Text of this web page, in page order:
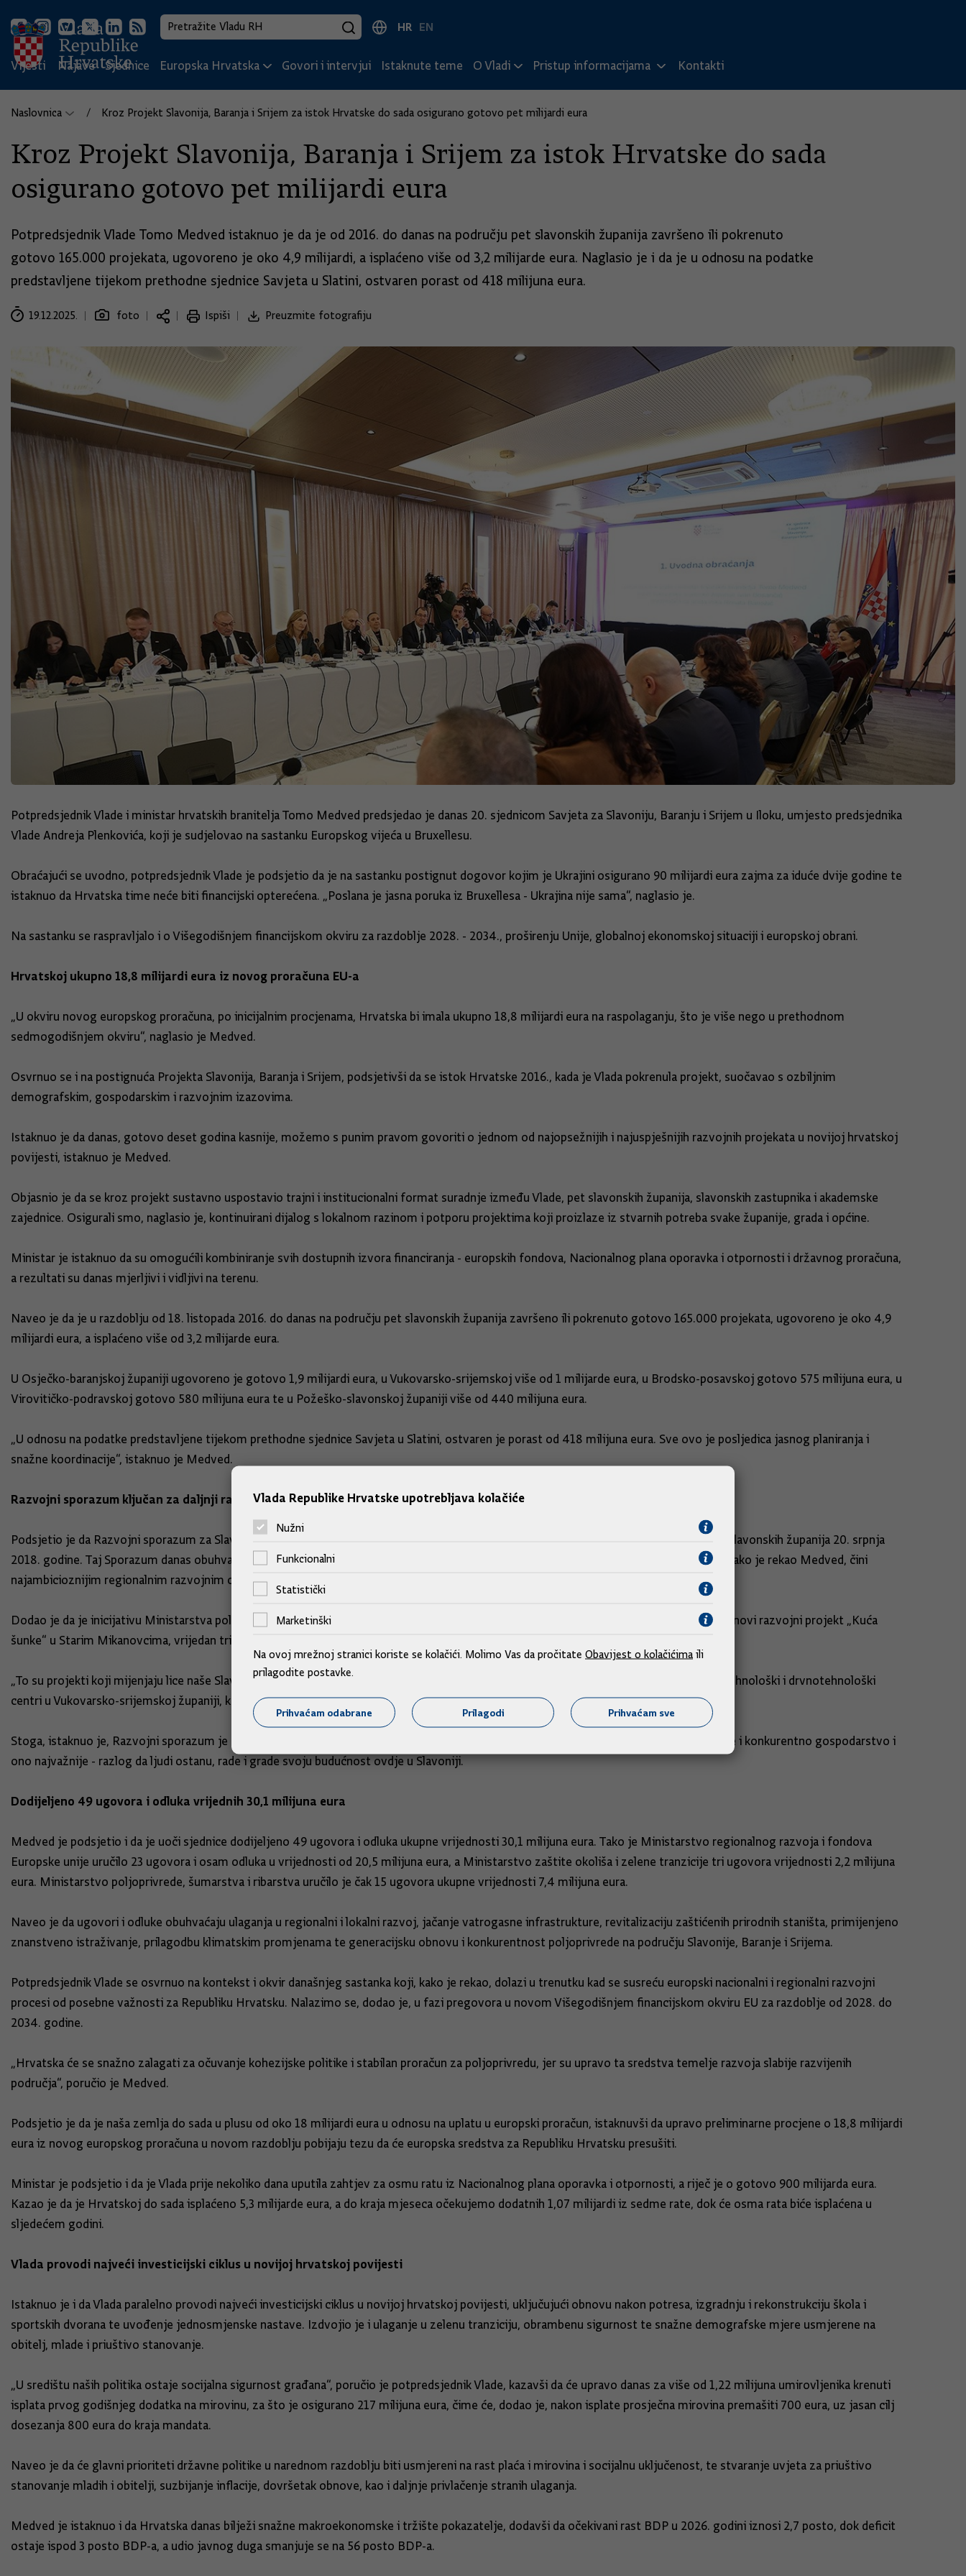
HR EN
Vijesti Najave Sjednice Europska Hrvatska Govori i intervjui Istaknute teme O Vladi Pristup informacijama Kontakti
Naslovnica Kroz Projekt Slavonija, Baranja i Srijem za istok Hrvatske do sada osigurano gotovo pet milijardi eura
Kroz Projekt Slavonija, Baranja i Srijem za istok Hrvatske do sada
osigurano gotovo pet milijardi eura
Potpredsjednik Vlade Tomo Medved istaknuo je da je od 2016. do danas na području pet slavonskih županija završeno ili pokrenuto
gotovo 165.000 projekata, ugovoreno je oko 4,9 milijardi, a isplaćeno više od 3,2 milijarde eura. Naglasio je i da je u odnosu na podatke
predstavljene tijekom prethodne sjednice Savjeta u Slatini, ostvaren porast od 418 milijuna eura.
19.12.2025. foto Ispiši Preuzmite fotografiju
Potpredsjednik Vlade i ministar hrvatskih branitelja Tomo Medved predsjedao je danas 20. sjednicom Savjeta za Slavoniju, Baranju i Srijem u Iloku, umjesto predsjednika
Vlade Andreja Plenkovića, koji je sudjelovao na sastanku Europskog vijeća u Bruxellesu.
Obraćajući se uvodno, potpredsjednik Vlade je podsjetio da je na sastanku postignut dogovor kojim je Ukrajini osigurano 90 milijardi eura zajma za iduće dvije godine te
istaknuo da Hrvatska time neće biti financijski opterećena. „Poslana je jasna poruka iz Bruxellesa - Ukrajina nije sama“, naglasio je.
Na sastanku se raspravljalo i o Višegodišnjem financijskom okviru za razdoblje 2028. - 2034., proširenju Unije, globalnoj ekonomskoj situaciji i europskoj obrani.
Hrvatskoj ukupno 18,8 milijardi eura iz novog proračuna EU-a
„U okviru novog europskog proračuna, po inicijalnim procjenama, Hrvatska bi imala ukupno 18,8 milijardi eura na raspolaganju, što je više nego u prethodnom
sedmogodišnjem okviru“, naglasio je Medved.
Osvrnuo se i na postignuća Projekta Slavonija, Baranja i Srijem, podsjetivši da se istok Hrvatske 2016., kada je Vlada pokrenula projekt, suočavao s ozbiljnim
demografskim, gospodarskim i razvojnim izazovima.
Istaknuo je da danas, gotovo deset godina kasnije, možemo s punim pravom govoriti o jednom od najopsežnijih i najuspješnijih razvojnih projekata u novijoj hrvatskoj
povijesti, istaknuo je Medved.
Objasnio je da se kroz projekt sustavno uspostavio trajni i institucionalni format suradnje između Vlade, pet slavonskih županija, slavonskih zastupnika i akademske
zajednice. Osigurali smo, naglasio je, kontinuirani dijalog s lokalnom razinom i potporu projektima koji proizlaze iz stvarnih potreba svake županije, grada i općine.
Ministar je istaknuo da su omogućili kombiniranje svih dostupnih izvora financiranja - europskih fondova, Nacionalnog plana oporavka i otpornosti i državnog proračuna,
a rezultati su danas mjerljivi i vidljivi na terenu.
Naveo je da je u razdoblju od 18. listopada 2016. do danas na području pet slavonskih županija završeno ili pokrenuto gotovo 165.000 projekata, ugovoreno je oko 4,9
milijardi eura, a isplaćeno više od 3,2 milijarde eura.
U Osječko-baranjskoj županiji ugovoreno je gotovo 1,9 milijardi eura, u Vukovarsko-srijemskoj više od 1 milijarde eura, u Brodsko-posavskoj gotovo 575 milijuna eura, u
Virovitičko-podravskoj gotovo 580 milijuna eura te u Požeško-slavonskoj županiji više od 440 milijuna eura.
„U odnosu na podatke predstavljene tijekom prethodne sjednice Savjeta u Slatini, ostvaren je porast od 418 milijuna eura. Sve ovo je posljedica jasnog planiranja i
snažne koordinacije“, istaknuo je Medved.
Razvojni sporazum ključan za daljnji razvitak Slavonije, Baranje i Srijema
Podsjetio je da Razvojni sporazum za Slavoniju, Baranju i Srijem jedan je od ključnih alata ovog projekta, a potpisan je na inicijativu pet slavonskih županija 20. srpnja
2018. godine. Taj Sporazum danas obuhvaća ukupno 67 strateških razvojnih projekata indikativne vrijednosti 1,6 milijardi eura, a što ga, kako je rekao Medved, čini
najambicioznijim regionalnim razvojnim okvirom u Republici Hrvatskoj.
Dodao je da je inicijativu Ministarstva poljoprivrede, šumarstva i ribarstva potpisan i Dodatak 3. Razvojnog sporazuma, kojim se dodaje novi razvojni projekt „Kuća
šunke“ u Starim Mikanovcima, vrijedan tri milijuna eura.
„To su projekti koji mijenjaju lice naše Slavonije, poput gospodarskih i poduzetničkih centara u Osijeku, Našicama, Novoj Gradiški, agrotehnološki i drvnotehnološki
centri u Vukovarsko-srijemskoj županiji, kao i snažna ulaganja u zdravstveni, kontinentalni i kulturni turizam“, ustvrdio je ministar.
Stoga, istaknuo je, Razvojni sporazum je strategija dugoročnog razvoja Slavonije, Baranje i Srijema koja donosi radna mjesta, veće plaće i konkurentno gospodarstvo i
ono najvažnije - razlog da ljudi ostanu, rade i grade svoju budućnost ovdje u Slavoniji.
Dodijeljeno 49 ugovora i odluka vrijednih 30,1 milijuna eura
Medved je podsjetio i da je uoči sjednice dodijeljeno 49 ugovora i odluka ukupne vrijednosti 30,1 milijuna eura. Tako je Ministarstvo regionalnog razvoja i fondova
Europske unije uručilo 23 ugovora i osam odluka u vrijednosti od 20,5 milijuna eura, a Ministarstvo zaštite okoliša i zelene tranzicije tri ugovora vrijednosti 2,2 milijuna
eura. Ministarstvo poljoprivrede, šumarstva i ribarstva uručilo je čak 15 ugovora ukupne vrijednosti 7,4 milijuna eura.
Naveo je da ugovori i odluke obuhvaćaju ulaganja u regionalni i lokalni razvoj, jačanje vatrogasne infrastrukture, revitalizaciju zaštićenih prirodnih staništa, primijenjeno
znanstveno istraživanje, prilagodbu klimatskim promjenama te generacijsku obnovu i konkurentnost poljoprivrede na području Slavonije, Baranje i Srijema.
Potpredsjednik Vlade se osvrnuo na kontekst i okvir današnjeg sastanka koji, kako je rekao, dolazi u trenutku kad se susreću europski nacionalni i regionalni razvojni
procesi od posebne važnosti za Republiku Hrvatsku. Nalazimo se, dodao je, u fazi pregovora u novom Višegodišnjem financijskom okviru EU za razdoblje od 2028. do
2034. godine.
„Hrvatska će se snažno zalagati za očuvanje kohezijske politike i stabilan proračun za poljoprivredu, jer su upravo ta sredstva temelje razvoja slabije razvijenih
područja“, poručio je Medved.
Podsjetio je da je naša zemlja do sada u plusu od oko 18 milijardi eura u odnosu na uplatu u europski proračun, istaknuvši da upravo preliminarne procjene o 18,8 milijardi
eura iz novog europskog proračuna u novom razdoblju pobijaju tezu da će europska sredstva za Republiku Hrvatsku presušiti.
Ministar je podsjetio i da je Vlada prije nekoliko dana uputila zahtjev za osmu ratu iz Nacionalnog plana oporavka i otpornosti, a riječ je o gotovo 900 milijarda eura.
Kazao je da je Hrvatskoj do sada isplaćeno 5,3 milijarde eura, a do kraja mjeseca očekujemo dodatnih 1,07 milijardi iz sedme rate, dok će osma rata biće isplaćena u
sljedećem godini.
Vlada provodi najveći investicijski ciklus u novijoj hrvatskoj povijesti
Istaknuo je i da Vlada paralelno provodi najveći investicijski ciklus u novijoj hrvatskoj povijesti, uključujući obnovu nakon potresa, izgradnju i rekonstrukciju škola i
sportskih dvorana te uvođenje jednosmjenske nastave. Izdvojio je i ulaganje u zelenu tranziciju, obrambenu sigurnost te snažne demografske mjere usmjerene na
obitelj, mlade i priuštivo stanovanje.
„U središtu naših politika ostaje socijalna sigurnost građana“, poručio je potpredsjednik Vlade, kazavši da će upravo danas za više od 1,22 milijuna umirovljenika krenuti
isplata prvog godišnjeg dodatka na mirovinu, za što je osigurano 217 milijuna eura, čime će, dodao je, nakon isplate prosječna mirovina premašiti 700 eura, uz jasan cilj
dosezanja 800 eura do kraja mandata.
Naveo je da će glavni prioriteti državne politike u narednom razdoblju biti usmjereni na rast plaća i mirovina i socijalnu uključenost, te stvaranje uvjeta za priuštivo
stanovanje mladih i obitelji, suzbijanje inflacije, dovršetak obnove, kao i daljnje privlačenje stranih ulaganja.
Medved je istaknuo i da Hrvatska danas bilježi snažne makroekonomske i tržište pokazatelje, dodavši da očekivani rast BDP u 2026. godini iznosi 2,7 posto, dok deficit
ostaje ispod 3 posto BDP-a, a udio javnog duga smanjuje se na 56 posto BDP-a.
Vlada Republike Hrvatske upotrebljava kolačiće
Nužni
Funkcionalni
Statistički
Marketinški
Na ovoj mrežnoj stranici koriste se kolačići. Molimo Vas da pročitate Obavijest o kolačićima ili
prilagodite postavke.
Prihvaćam odabrane Prilagodi Prihvaćam sve